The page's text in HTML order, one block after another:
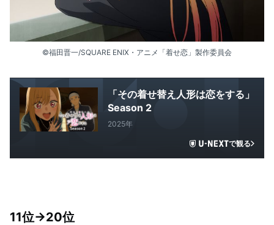
©福田晋一/SQUARE ENIX・アニメ「着せ恋」製作委員会
「その着せ替え人形は恋をする」
Season 2
2025年
で観る
11位→20位